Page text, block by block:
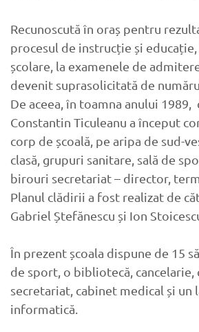
Recunoscută în oraș pentru
procesul de instrucție și
școlare, la examenele de
devenit suprasolicitată de
De aceea, în toamna anului
Constantin Ticuleanu a început
corp de școală, pe aripa de sud-
clasă, grupuri sanitare, sală de
birouri secretariat – director,
Planul clădirii a fost realizat de
Gabriel Ștefănescu și Ion
În prezent școala dispune de 15
de sport, o bibliotecă,
secretariat, cabinet medical și un
informatică.